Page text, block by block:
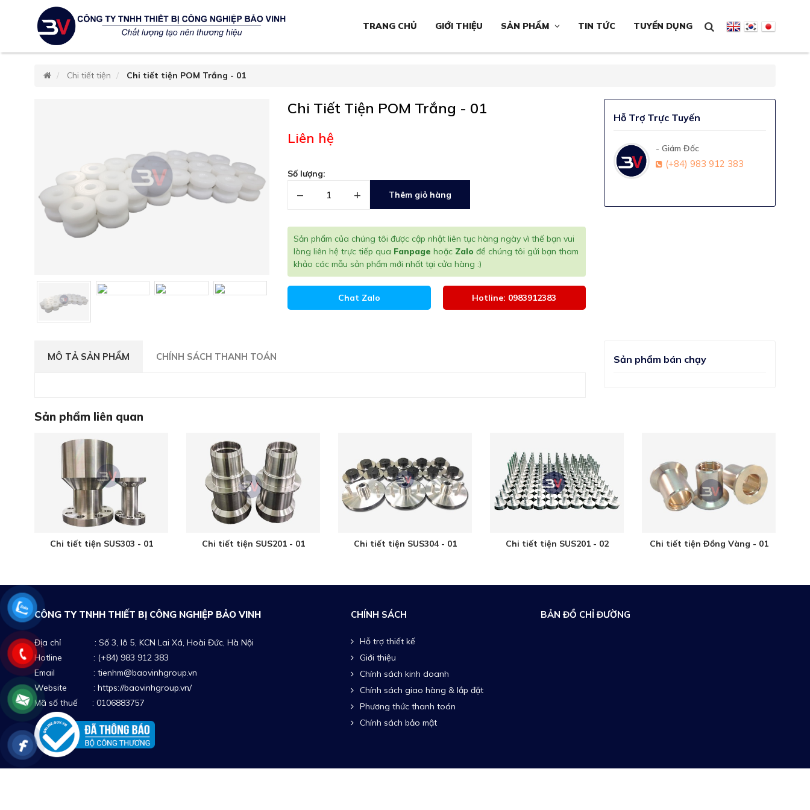
TRANG CHỦ GIỚI THIỆU SẢN PHẨM TIN TỨC TUYỂN DỤNG
Chi tiết tiện Chi tiết tiện POM Trắng - 01
Chi Tiết Tiện POM Trắng - 01
Liên hệ
Số lượng:
– + Thêm giỏ hàng
Sản phẩm của chúng tôi được cập nhật liên tục hàng ngày vì thế bạn vui
lòng liên hệ trực tiếp qua Fanpage hoặc Zalo để chúng tôi gửi bạn tham
khảo các mẫu sản phẩm mới nhất tại cửa hàng :)
Chat Zalo Hotline: 0983912383
Hỗ Trợ Trực Tuyến
- Giám Đốc
(+84) 983 912 383
MÔ TẢ SẢN PHẨM CHÍNH SÁCH THANH TOÁN Sản phẩm bán chạy
Sản phẩm liên quan
Chi tiết tiện SUS303 - 01 Chi tiết tiện SUS201 - 01 Chi tiết tiện SUS304 - 01 Chi tiết tiện SUS201 - 02 Chi tiết tiện Đồng Vàng - 01
CÔNG TY TNHH THIẾT BỊ CÔNG NGHIỆP BẢO VINH
Địa chỉ : Số 3, lô 5, KCN Lai Xá, Hoài Đức, Hà Nội
Hotline : (+84) 983 912 383
Email : tienhm@baovinhgroup.vn
Website : https://baovinhgroup.vn/
Mã số thuế : 0106883757
CHÍNH SÁCH
Hỗ trợ thiết kế
Giới thiệu
Chính sách kinh doanh
Chính sách giao hàng & lắp đặt
Phương thức thanh toán
Chính sách bảo mật
BẢN ĐỒ CHỈ ĐƯỜNG